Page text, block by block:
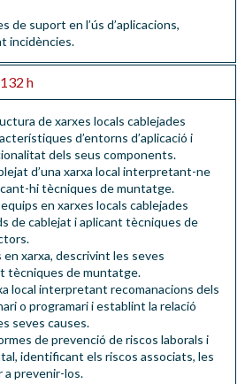
de suport en l’ús d’aplicacions,
incidències.
h
de xarxes locals cablejades
d’entorns d’aplicació i
dels seus components.
d’una xarxa local interpretant-ne
hi tècniques de muntatge.
en xarxes locals cablejades
de cablejat i aplicant tècniques de
en xarxa, descrivint les seves
tècniques de muntatge.
local interpretant recomanacions dels
o programari i establint la relació
seves causes.
de prevenció de riscos laborals i
identificant els riscos associats, les
a prevenir-los.